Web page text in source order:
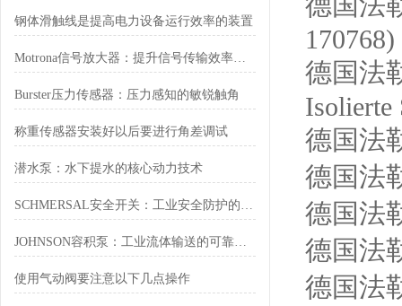
钢体滑触线是提高电力设备运行效率的装置
Motrona信号放大器：提升信号传输效率的理想解决方案
Burster压力传感器：压力感知的敏锐触角
称重传感器安装好以后要进行角差调试
潜水泵：水下提水的核心动力技术
SCHMERSAL安全开关：工业安全防护的关键组件
JOHNSON容积泵：工业流体输送的可靠卫士
使用气动阀要注意以下几点操作
170768)
德国法
Isolierte
德国法
德国法
德国法
德国法
德国法